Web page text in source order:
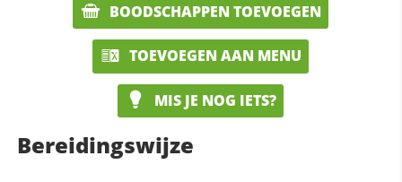
BOODSCHAPPEN TOEVOEGEN
TOEVOEGEN AAN MENU
MIS JE NOG IETS?
Bereidingswijze